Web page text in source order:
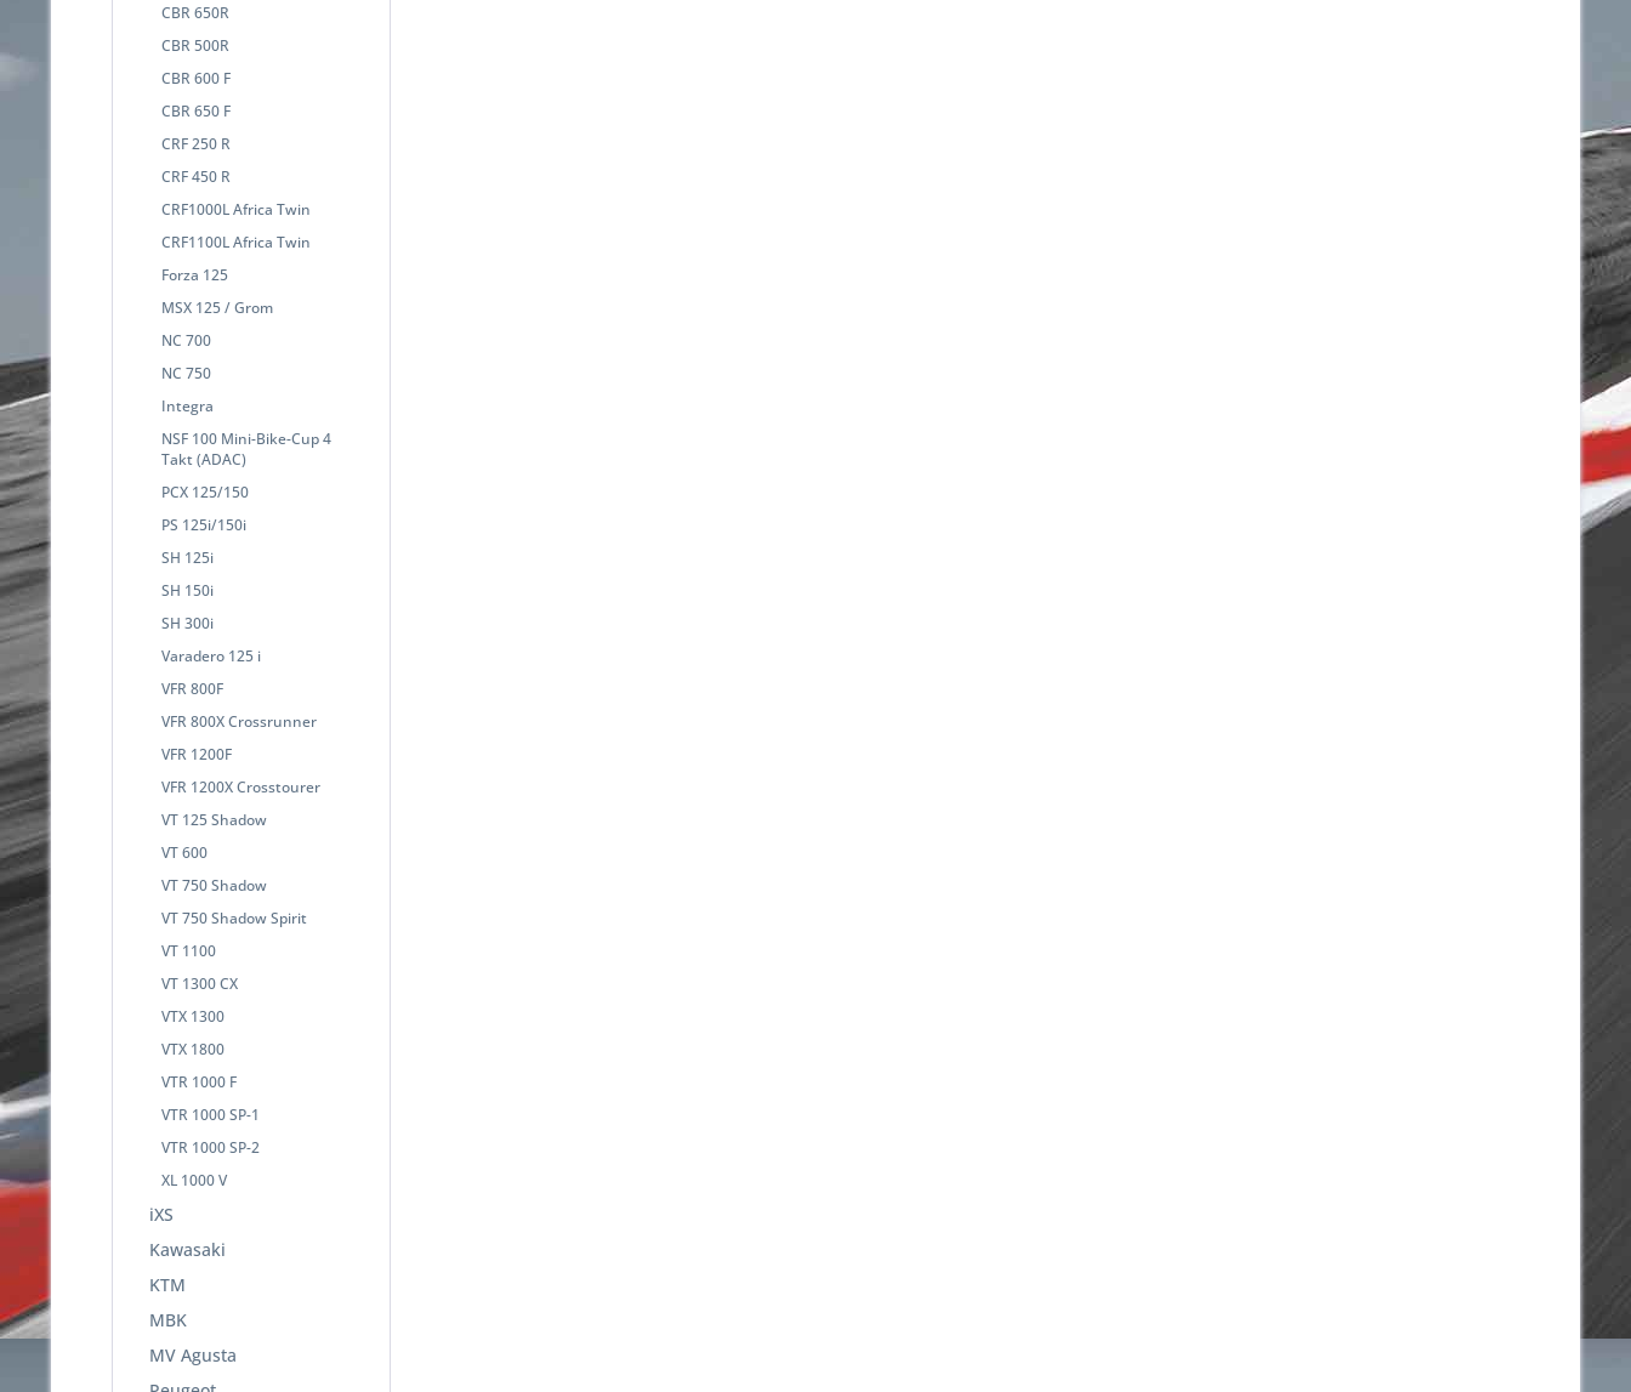
CBR 650R
CBR 500R
CBR 600 F
CBR 650 F
CRF 250 R
CRF 450 R
CRF1000L Africa Twin
CRF1100L Africa Twin
Forza 125
MSX 125 / Grom
NC 700
NC 750
Integra
NSF 100 Mini-Bike-Cup 4
Takt (ADAC)
PCX 125/150
PS 125i/150i
SH 125i
SH 150i
SH 300i
Varadero 125 i
VFR 800F
VFR 800X Crossrunner
VFR 1200F
VFR 1200X Crosstourer
VT 125 Shadow
VT 600
VT 750 Shadow
VT 750 Shadow Spirit
VT 1100
VT 1300 CX
VTX 1300
VTX 1800
VTR 1000 F
VTR 1000 SP-1
VTR 1000 SP-2
XL 1000 V
iXS
Kawasaki
KTM
MBK
MV Agusta